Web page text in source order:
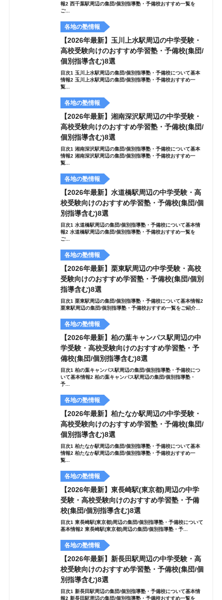
報2 西千葉駅周辺の集団/個別指導塾・予備校おすすめ一覧を
ご...
各地の塾情報
【2026年最新】玉川上水駅周辺の中学受験・
高校受験向けのおすすめ学習塾・予備校(集団/
個別指導含む)8選
目次1 玉川上水駅周辺の集団/個別指導塾・予備校について基本
情報2 玉川上水駅周辺の集団/個別指導塾・予備校おすすめ一
覧...
各地の塾情報
【2026年最新】湘南深沢駅周辺の中学受験・
高校受験向けのおすすめ学習塾・予備校(集団/
個別指導含む)8選
目次1 湘南深沢駅周辺の集団/個別指導塾・予備校について基本
情報2 湘南深沢駅周辺の集団/個別指導塾・予備校おすすめ一
覧...
各地の塾情報
【2026年最新】水道橋駅周辺の中学受験・高
校受験向けのおすすめ学習塾・予備校(集団/個
別指導含む)8選
目次1 水道橋駅周辺の集団/個別指導塾・予備校について基本情
報2 水道橋駅周辺の集団/個別指導塾・予備校おすすめ一覧を
ご...
各地の塾情報
【2026年最新】栗東駅周辺の中学受験・高校
受験向けのおすすめ学習塾・予備校(集団/個別
指導含む)8選
目次1 栗東駅周辺の集団/個別指導塾・予備校について基本情報2
栗東駅周辺の集団/個別指導塾・予備校おすすめ一覧をご紹介...
各地の塾情報
【2026年最新】柏の葉キャンパス駅周辺の中
学受験・高校受験向けのおすすめ学習塾・予
備校(集団/個別指導含む)8選
目次1 柏の葉キャンパス駅周辺の集団/個別指導塾・予備校につ
いて基本情報2 柏の葉キャンパス駅周辺の集団/個別指導塾・
予...
各地の塾情報
【2026年最新】柏たなか駅周辺の中学受験・
高校受験向けのおすすめ学習塾・予備校(集団/
個別指導含む)8選
目次1 柏たなか駅周辺の集団/個別指導塾・予備校について基本
情報2 柏たなか駅周辺の集団/個別指導塾・予備校おすすめ一
覧...
各地の塾情報
【2026年最新】東長崎駅(東京都)周辺の中学
受験・高校受験向けのおすすめ学習塾・予備
校(集団/個別指導含む)8選
目次1 東長崎駅(東京都)周辺の集団/個別指導塾・予備校について
基本情報2 東長崎駅(東京都)周辺の集団/個別指導塾・予...
各地の塾情報
【2026年最新】新長田駅周辺の中学受験・高
校受験向けのおすすめ学習塾・予備校(集団/個
別指導含む)8選
目次1 新長田駅周辺の集団/個別指導塾・予備校について基本情
報2 新長田駅周辺の集団/個別指導塾・予備校おすすめ一覧を